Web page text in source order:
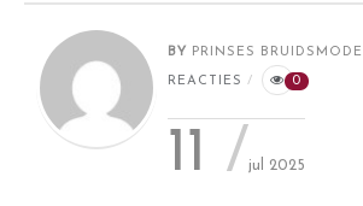
BY PRINSES BRUIDSMODE
REACTIES 0
11 jul 2025